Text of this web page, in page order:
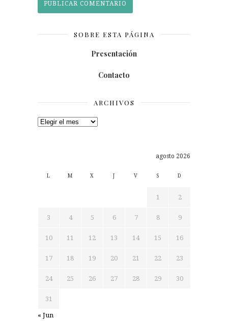
SOBRE ESTA PÁGINA
Presentación
Contacto
ARCHIVOS
Archivos
agosto 2026
L M X J V S D
1 2
3 4 5 6 7 8 9
10 11 12 13 14 15 16
17 18 19 20 21 22 23
24 25 26 27 28 29 30
31
« Jun